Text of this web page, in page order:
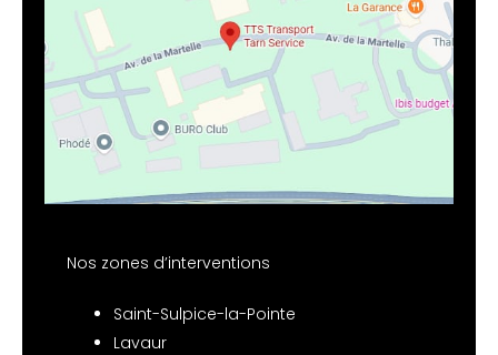
Nos zones d’interventions
Saint-Sulpice-la-Pointe
Lavaur